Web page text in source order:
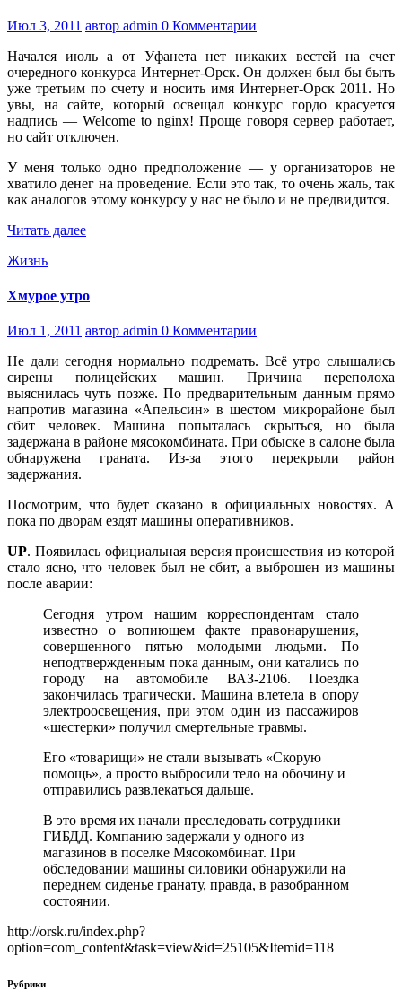
Июл 3, 2011 автор admin 0 Комментарии
Начался июль а от Уфанета нет никаких вестей на счет
очередного конкурса Интернет-Орск. Он должен был бы быть
уже третьим по счету и носить имя Интернет-Орск 2011. Но
увы, на сайте, который освещал конкурс гордо красуется
надпись — Welcome to nginx! Проще говоря сервер работает,
но сайт отключен.
У меня только одно предположение — у организаторов не
хватило денег на проведение. Если это так, то очень жаль, так
как аналогов этому конкурсу у нас не было и не предвидится.
Читать далее
Жизнь
Хмурое утро
Июл 1, 2011 автор admin 0 Комментарии
Не дали сегодня нормально подремать. Всё утро слышались
сирены полицейских машин. Причина переполоха
выяснилась чуть позже. По предварительным данным прямо
напротив магазина «Апельсин» в шестом микрорайоне был
сбит человек. Машина попыталась скрыться, но была
задержана в районе мясокомбината. При обыске в салоне была
обнаружена граната. Из-за этого перекрыли район
задержания.
Посмотрим, что будет сказано в официальных новостях. А
пока по дворам ездят машины оперативников.
UP. Появилась официальная версия происшествия из которой
стало ясно, что человек был не сбит, а выброшен из машины
после аварии:
Сегодня утром нашим корреспондентам стало
известно о вопиющем факте правонарушения,
совершенного пятью молодыми людьми. По
неподтвержденным пока данным, они катались по
городу на автомобиле ВАЗ-2106. Поездка
закончилась трагически. Машина влетела в опору
электроосвещения, при этом один из пассажиров
«шестерки» получил смертельные травмы.
Его «товарищи» не стали вызывать «Скорую
помощь», а просто выбросили тело на обочину и
отправились развлекаться дальше.
В это время их начали преследовать сотрудники
ГИБДД. Компанию задержали у одного из
магазинов в поселке Мясокомбинат. При
обследовании машины силовики обнаружили на
переднем сиденье гранату, правда, в разобранном
состоянии.
http://orsk.ru/index.php?
option=com_content&task=view&id=25105&Itemid=118
Рубрики